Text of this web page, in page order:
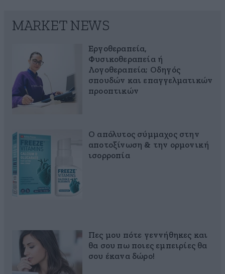
MARKET NEWS
Εργοθεραπεία,
Φυσικοθεραπεία ή
Λογοθεραπεία; Οδηγός
σπουδών και επαγγελματικών
προοπτικών
Ο απόλυτος σύμμαχος στην
αποτοξίνωση & την ορμονική
ισορροπία
Πες μου πότε γεννήθηκες και
θα σου πω ποιες εμπειρίες θα
σου έκανα δώρο!